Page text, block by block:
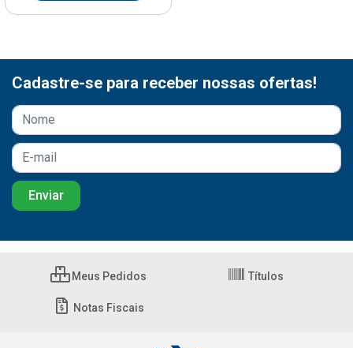
Cadastre-se para receber nossas ofertas!
Meus Pedidos Títulos
Notas Fiscais